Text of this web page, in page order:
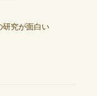
研究が面白い